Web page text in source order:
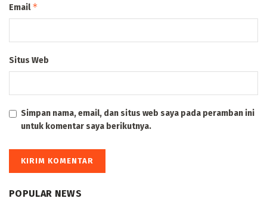
Email*
Situs Web
Simpan nama, email, dan situs web saya pada peramban ini
untuk komentar saya berikutnya.
POPULAR NEWS